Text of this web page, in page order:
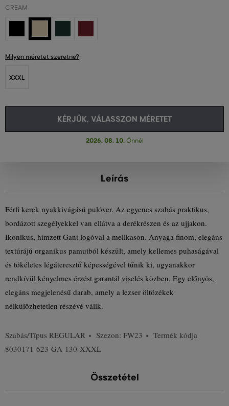
CREAM
Milyen méretet szeretne?
XXXL
KÉRJÜK, VÁLASSZON MÉRETET
2026. 08. 10.Önnél
Leírás
Férfi kerek nyakkivágású pulóver. Az egyenes szabás praktikus,
bordázott szegélyekkel van ellátva a derékrészen és az ujjakon.
Ikonikus, hímzett Gant logóval a mellkason. Anyaga finom, elegáns
textúrájú organikus pamutból készült, amely kellemes puhaságával
és tökéletes légáteresztő képességével tűnik ki, ugyanakkor
rendkívül kényelmes érzést garantál viselés közben. Egy előnyös,
elegáns megjelenésű darab, amely a lezser öltözékek
nélkülözhetetlen részévé válik.
Szabás/Típus REGULAR Szezon: FW23
Termék kódja
8030171-623-GA-130-XXXL
Összetétel